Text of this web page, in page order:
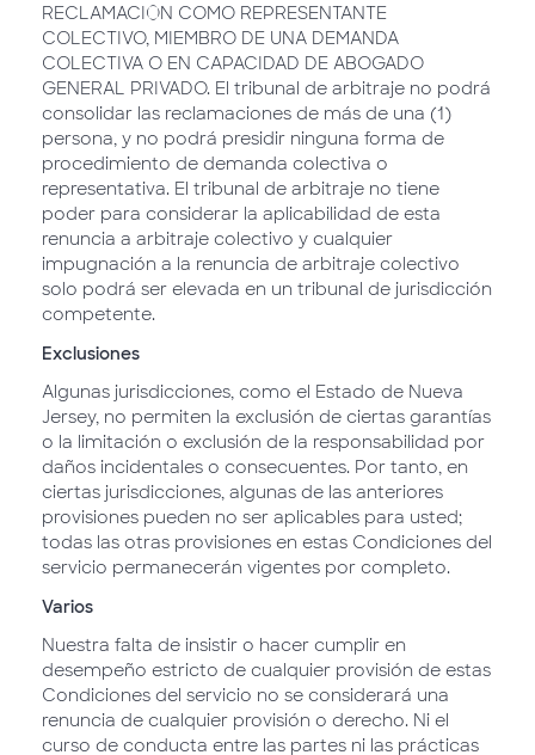
RECLAMACIÓN COMO REPRESENTANTE
COLECTIVO, MIEMBRO DE UNA DEMANDA
COLECTIVA O EN CAPACIDAD DE ABOGADO
GENERAL PRIVADO. El tribunal de arbitraje no podrá
consolidar las reclamaciones de más de una (1)
persona, y no podrá presidir ninguna forma de
procedimiento de demanda colectiva o
representativa. El tribunal de arbitraje no tiene
poder para considerar la aplicabilidad de esta
renuncia a arbitraje colectivo y cualquier
impugnación a la renuncia de arbitraje colectivo
solo podrá ser elevada en un tribunal de jurisdicción
competente.
Exclusiones
Algunas jurisdicciones, como el Estado de Nueva
Jersey, no permiten la exclusión de ciertas garantías
o la limitación o exclusión de la responsabilidad por
daños incidentales o consecuentes. Por tanto, en
ciertas jurisdicciones, algunas de las anteriores
provisiones pueden no ser aplicables para usted;
todas las otras provisiones en estas Condiciones del
servicio permanecerán vigentes por completo.
Varios
Nuestra falta de insistir o hacer cumplir en
desempeño estricto de cualquier provisión de estas
Condiciones del servicio no se considerará una
renuncia de cualquier provisión o derecho. Ni el
curso de conducta entre las partes ni las prácticas